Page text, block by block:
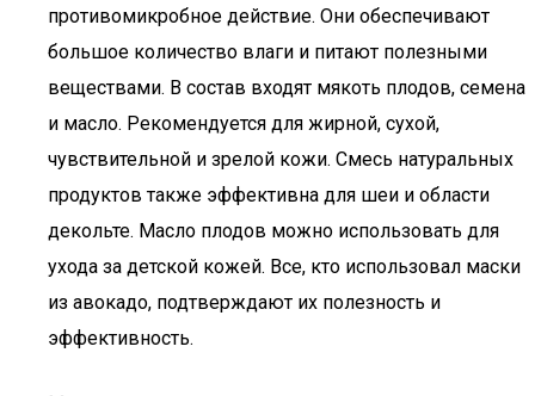
противомикробное действие. Они обеспечивают
большое количество влаги и питают полезными
веществами. В состав входят мякоть плодов, семена
и масло. Рекомендуется для жирной, сухой,
чувствительной и зрелой кожи. Смесь натуральных
продуктов также эффективна для шеи и области
декольте. Масло плодов можно использовать для
ухода за детской кожей. Все, кто использовал маски
из авокадо, подтверждают их полезность и
эффективность.